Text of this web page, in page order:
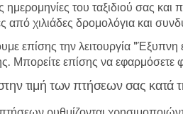
ημερομηνίες του ταξιδιού σας
από χιλιάδες δρομολόγια και
επίσης την λειτουργία "Έξυπνη
Μπορείτε επίσης να εφαρμόσετε
τιμή των πτήσεων σας κατά